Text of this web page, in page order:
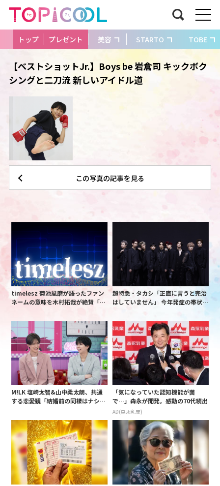
トップ プレゼント 美容 STARTO TOBE
【ベストショットJr.】Boys be 岩倉司 キックボク
シングと二刀流 新しいアイドル道
この写真の記事を見る
timelesz 菊池風磨が語ったファン
ネームの意味を木村拓哉が絶賛「考
超特急・タカシ「正直に言うと完治
はしていません」 今年発症の帯状疱
白 後遺症も語る
M!LK 塩崎太智&山中柔太朗、共通
する恋愛観「結婚前の同棲はナシ」
「気になっていた認知機能が菌
で…」森永が開発。感動の70代続出
AD(森永乳業)